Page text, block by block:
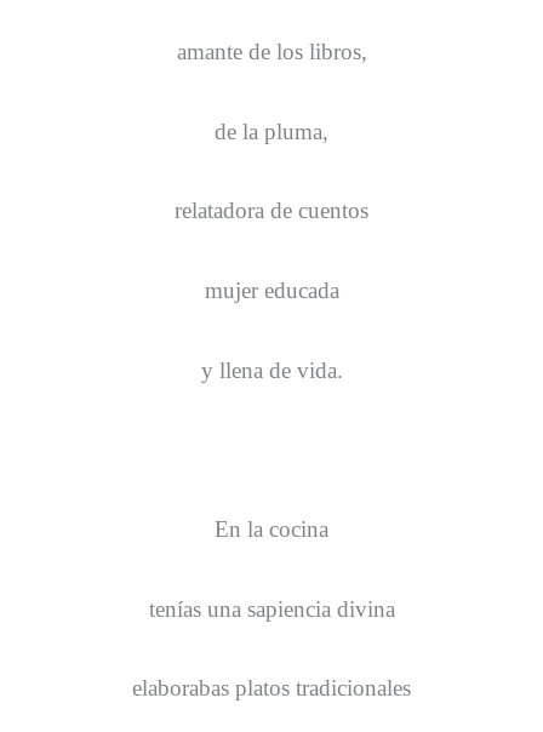
amante de los libros,
de la pluma,
relatadora de cuentos
mujer educada
y llena de vida.
En la cocina
tenías una sapiencia divina
elaborabas platos tradicionales